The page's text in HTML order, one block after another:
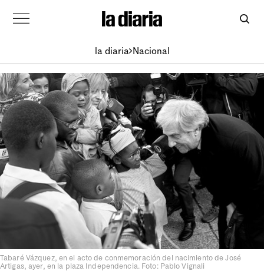
la diaria Nacional
Tabaré Vázquez, en el acto de conmemoración del nacimiento de José
Artigas, ayer, en la plaza Independencia. Foto: Pablo Vignali